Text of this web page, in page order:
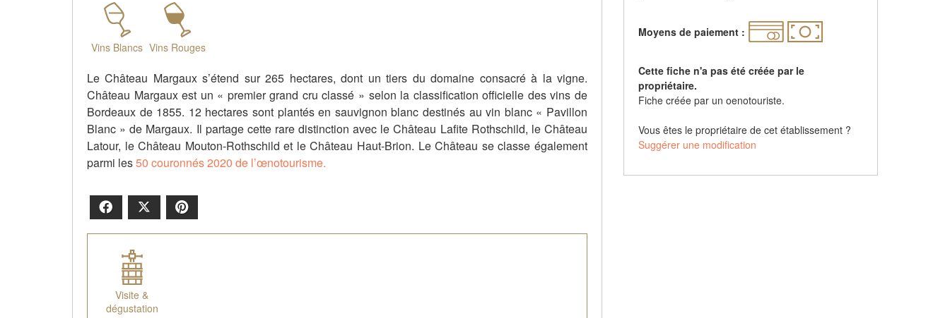
Vins Blancs Vins Rouges
Le Château Margaux s’étend sur 265 hectares, dont un tiers du domaine consacré à la vigne.
Château Margaux est un « premier grand cru classé » selon la classification officielle des vins de
Bordeaux de 1855. 12 hectares sont plantés en sauvignon blanc destinés au vin blanc « Pavillon
Blanc » de Margaux. Il partage cette rare distinction avec le Château Lafite Rothschild, le Château
Latour, le Château Mouton-Rothschild et le Château Haut-Brion. Le Château se classe également
parmi les50 couronnés 2020 de l’œnotourisme.
Facebook
Visite &
dégustation
Moyens de paiement :
Cette fiche n'a pas été créée par le
propriétaire.
Fiche créée par un oenotouriste.
Vous êtes le propriétaire de cet établissement ?
Suggérer une modification